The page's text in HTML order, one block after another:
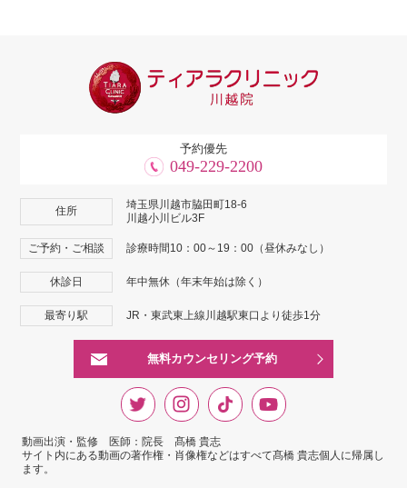
予約優先
049-229-2200
住所
埼玉県川越市脇田町18-6
川越小川ビル3F
ご予約・ご相談 診療時間10：00～19：00（昼休みなし）
休診日 年中無休（年末年始は除く）
最寄り駅 JR・東武東上線川越駅東口より徒歩1分
無料カウンセリング予約
動画出演・監修 医師：院長 髙橋 貴志
サイト内にある動画の著作権・肖像権などはすべて髙橋 貴志個人に帰属し
ます。